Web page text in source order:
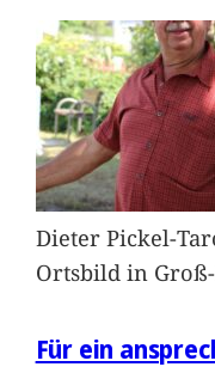
Dieter Pickel-
Ortsbild in
Für ein